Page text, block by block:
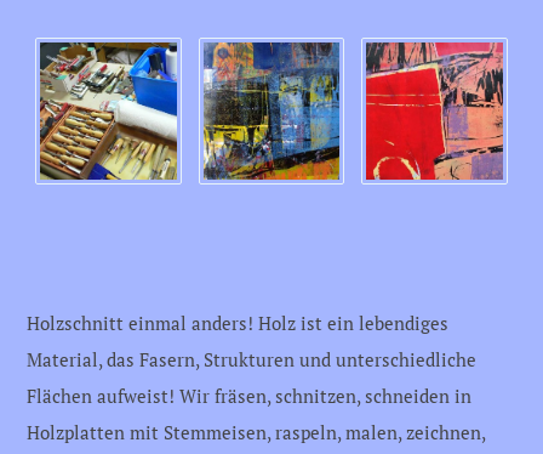
Holzschnitt einmal anders! Holz ist ein lebendiges
Material, das Fasern, Strukturen und unterschiedliche
Flächen aufweist! Wir fräsen, schnitzen, schneiden in
Holzplatten mit Stemmeisen, raspeln, malen, zeichnen,